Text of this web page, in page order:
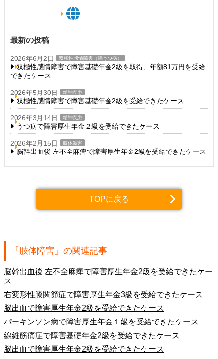
最新の投稿
2026年6月2日 双極性感情障害（躁うつ病）
双極性感情障害で障害基礎年金2級を取得、年額81万円を受給
できたケース
2026年5月30日 精神疾患
双極性感情障害で障害基礎年金2級を受給できたケース
2026年3月14日 精神疾患
うつ病で障害厚生年金２級を受給できたケース
2026年2月15日 肢体障害
脳幹出血後 左不全麻痺で障害厚生年金2級を受給できたケース
TOPに戻る
「肢体障害」の関連記事
脳幹出血後 左不全麻痺で障害厚生年金2級を受給できたケー
ス
右変形性膝関節症で障害厚生年金3級を受給できたケース
脳出血で障害厚生年金2級を受給できたケース
パーキンソン病で障害厚生年金１級を受給できたケース
線維筋痛症で障害基礎年金2級を受給できたケース
脳出血で障害厚生年金2級を受給できたケース